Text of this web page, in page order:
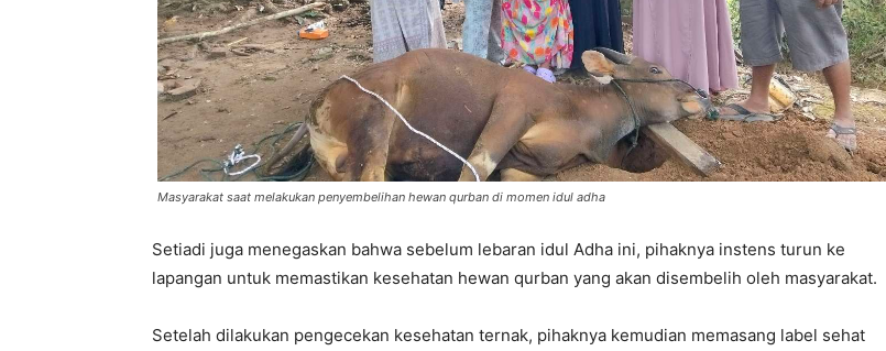
Masyarakat saat melakukan penyembelihan hewan qurban di momen idul adha
Setiadi juga menegaskan bahwa sebelum lebaran idul Adha ini, pihaknya instens turun ke
lapangan untuk memastikan kesehatan hewan qurban yang akan disembelih oleh masyarakat.
Setelah dilakukan pengecekan kesehatan ternak, pihaknya kemudian memasang label sehat